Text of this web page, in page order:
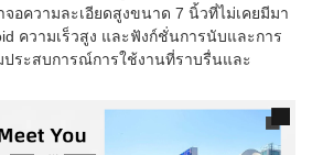
อความละเอียดสูงขนาด 7 นิ้วที่ไม่เคยมีมา
ความเร็วสูง และฟังก์ชั่นการนับและการ
ประสบการณ์การใช้งานที่ราบรื่นและ